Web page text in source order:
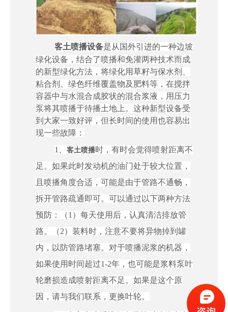
客土喷播设备是从国外引进的一种边坡
绿化设备，结合了喷播和免灌两种技术而成
的新型绿化方法，将绿化用草籽与保水剂、
粘合剂、绿色纤维覆盖物及肥料等，在搅拌
容器中与水混合成胶状的混合浆液，用压力
泵将其喷播于待播土地上。这种新型设备受
到大家一致好评，但长时间的使用也容易出
现一些故障：
1、 客土喷播时，有时会觉得喷射距离不
足。如果此时发动机的油门处于较大位置，
且喷播角度合适，可能是由于管路不通畅，
拆开管路疏通即可。可以通过以下两种方法
预防 ：（1） 每天使用后，认真清洁排放管
路。（2）装料时，注意不要将异物掉到罐
内，以防管路堵塞。对于喷播泥浆的机器，
如果使用时间超过1-2年，也可能是浆料泵叶
轮磨损造成喷射距离不足。如果是这个原
因，请与我们联系，更换叶轮。